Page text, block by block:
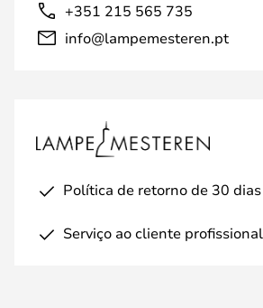
+351 215 565 735
info@lampemesteren.pt
Política de retorno de 30 dias
Serviço ao cliente profissional